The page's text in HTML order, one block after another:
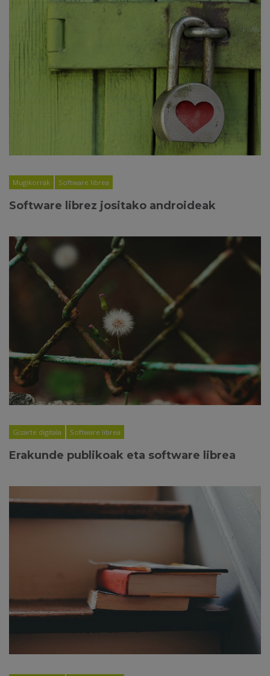
Mugikorrak Software librea
Software librez jositako androideak
Gizarte digitala Software librea
Erakunde publikoak eta software librea